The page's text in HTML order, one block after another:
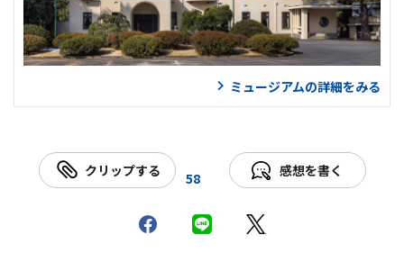
ミュージアムの詳細をみる
クリップする 58 感想を書く